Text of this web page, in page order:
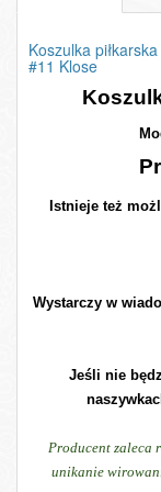
Koszulka
#11 Klose
Istnieje też
Wystarczy w
Jeśli nie
Producent zaleca
unikanie